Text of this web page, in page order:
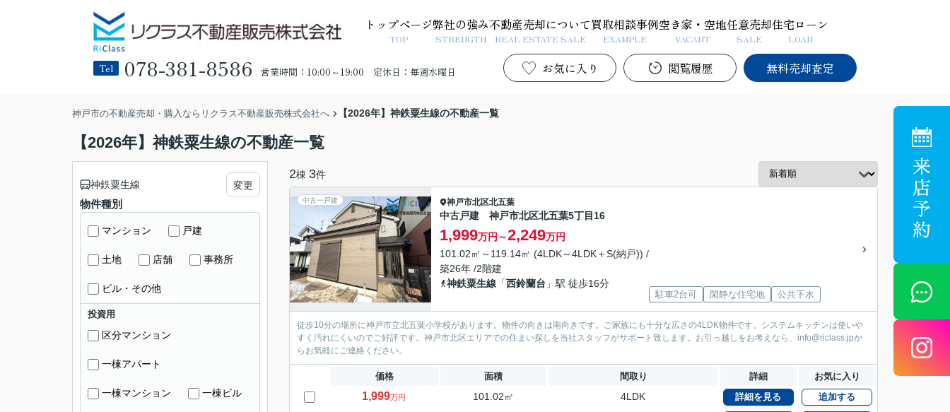
トップページ
TOP
弊社の強み
STRENGTH
不動産売却について
REAL ESTATE SALE
買取相談事例
EXAMPLE
空き家・空地
VACANT
任意売却
SALE
住宅ローン
LOAN
Tel 078-381-8586 営業時間：10:00～19:00 定休日：毎週水曜日 お気に入り 閲覧履歴 無料売却査定
神戸市の不動産売却・購入ならリクラス不動産販売株式会社へ 【2026年】神鉄粟生線の不動産一覧
【2026年】神鉄粟生線の不動産一覧
2棟 3件
中古一戸建 神戸市北区北五葉
中古戸建 神戸市北区北五葉5丁目16
1,999万円～2,249万円
101.02㎡～119.14㎡ (4LDK～4LDK＋S(納戸)) /
築26年 /2階建
神鉄粟生線 「西鈴蘭台 」駅 徒歩16分
駐車2台可 閑静な住宅地 公共下水
徒歩10分の場所に神戸市立北五葉小学校があります。物件の向きは南向きです。ご家族にも十分な広さの4LDK物件です。システムキッチンは使いや
すく汚れにくいのでご好評です。神戸市北区エリアでの住まい探しを当社スタッフがサポート致します。お引っ越しをお考えなら、info@riclass.jpか
らお気軽にご連絡ください。
価格 面積 間取り 詳細 お気に入り
1,999万円 101.02㎡ 4LDK 詳細を見る 追加する
神鉄粟生線 変更
物件種別
マンション 戸建
土地 店舗 事務所
ビル・その他
投資用
区分マンション
一棟アパート
一棟マンション 一棟ビル